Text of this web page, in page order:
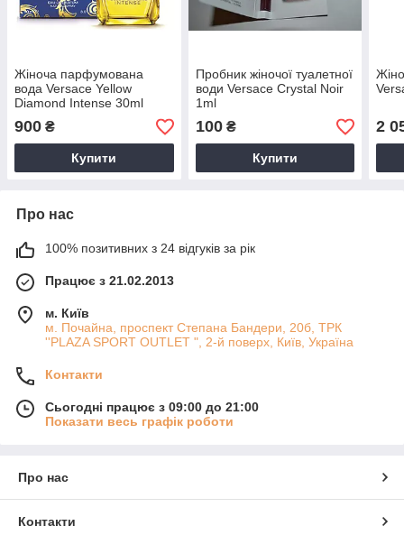
Жіноча парфумована
вода Versace Yellow
Diamond Intense 30ml
900 ₴
Купити
Пробник жіночої туалетної
води Versace Crystal Noir
1ml
100₴
Купити
2
Про нас
100% позитивних з 24 відгуків за рік
Працює з 21.02.2013
м. Київ
м. Почайна, проспект Степана Бандери, 20б, ТРК
''PLAZA SPORT OUTLET ", 2-й поверх, Київ, Україна
Контакти
Сьогодні працює з 09:00 до 21:00
Показати весь графік роботи
Про нас
Контакти